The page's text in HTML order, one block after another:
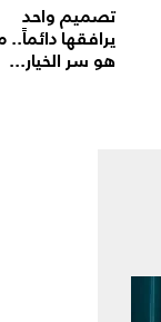
تصميم واحد
يرافقها دائماً..
هو سر الخيار...